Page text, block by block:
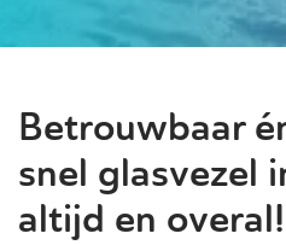
Betrouwbaar
snel glasvezel
altijd en overal!